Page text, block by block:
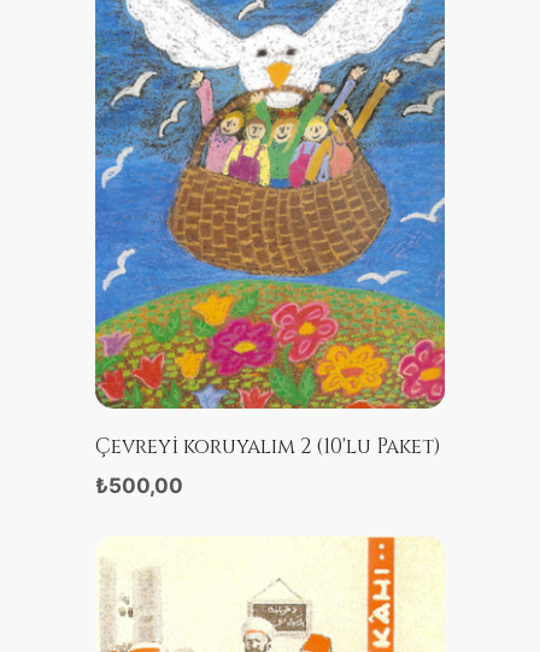
SATIN ALIN
Çevreyi koruyalım 2 (10'lu Paket)
₺500,00